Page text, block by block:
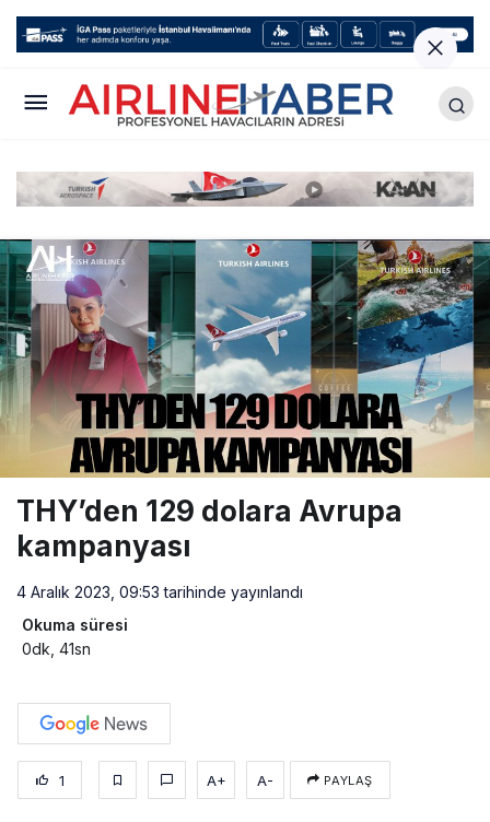
THY’den 129 dolara Avrupa
kampanyası
4 Aralık 2023, 09:53 tarihinde yayınlandı
Okuma süresi
0dk, 41sn
1 A+ A- PAYLAŞ